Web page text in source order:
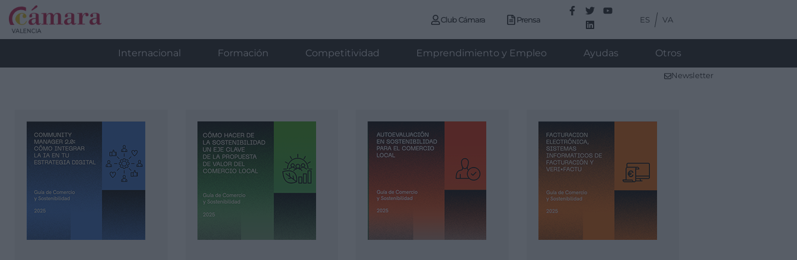
Club Cámara Prensa ES VA
Internacional Formación Competitividad Emprendimiento y Empleo Ayudas Otros
Newsletter